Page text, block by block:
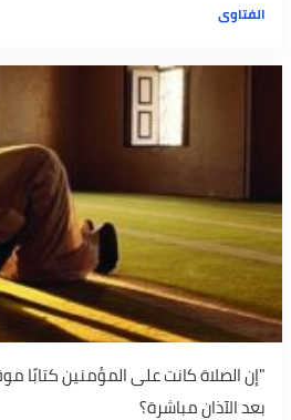
الفتاوى
"إن الصلاة كانت على المؤمنين كتابًا
بعد الآذان مباشرة؟